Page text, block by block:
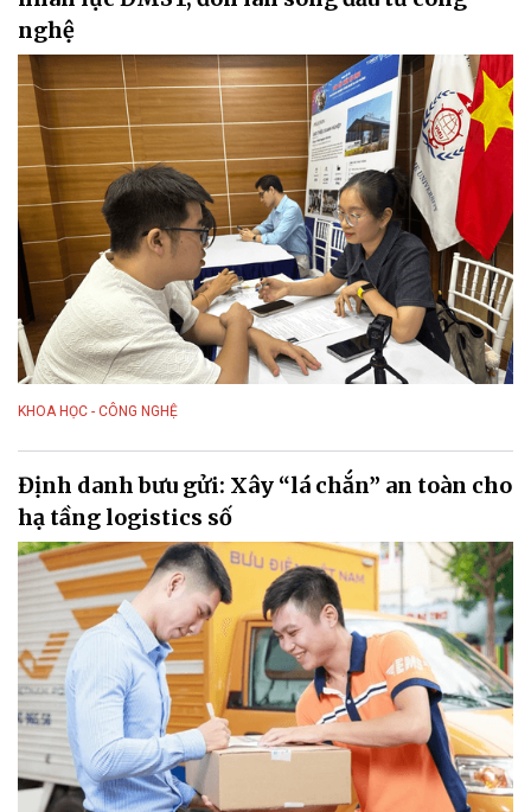
nghệ
KHOA HỌC - CÔNG NGHỆ
Định danh bưu gửi: Xây “lá chắn” an toàn cho
hạ tầng logistics số